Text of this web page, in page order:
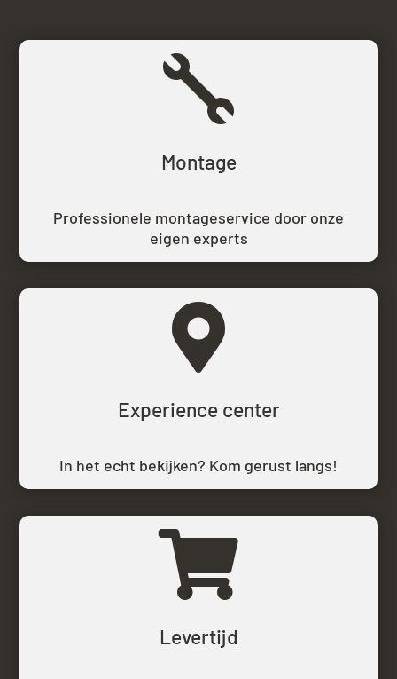

Montage
Professionele montageservice door onze
eigen experts

Experience center
In het echt bekijken? Kom gerust langs!

Levertijd